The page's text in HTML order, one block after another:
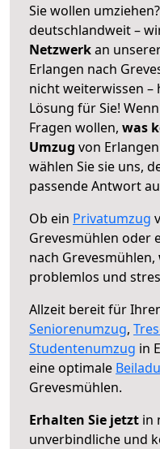
Sie wollen
deutschlandweit –
Netzwerkan
Erlangen nach
nicht weiterwissen
Lösung für Sie!
Fragen wollen, was
Umzug von
wählen Sie sie uns,
passende Antwort
Ob ein Privatumzug
Grevesmühlen oder
nach Grevesmühlen,
problemlos und
Allzeit bereit für
Seniorenumzug,
Studentenumzug in
eine optimale
Grevesmühlen.
Erhalten Sie jetzt in
unverbindliche und